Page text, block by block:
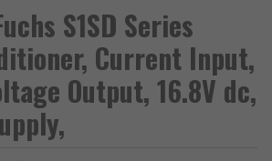
S1SD Series
Current Input,
Output, 16.8V dc,